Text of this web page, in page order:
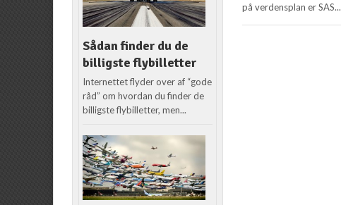
på verdensplan er SAS...
Sådan finder du de
billigste flybilletter
Internettet flyder over af “gode
råd” om hvordan du finder de
billigste flybilletter, men...